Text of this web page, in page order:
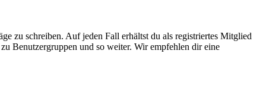
zu schreiben. Auf jeden Fall erhältst du als registriertes Mitglied
Benutzergruppen und so weiter. Wir empfehlen dir eine